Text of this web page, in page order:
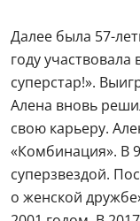
Далее была 57-
году
суперстар!».
Алена вновь
свою карьеру.
«Комбинация». В
суперзвездой.
о женской